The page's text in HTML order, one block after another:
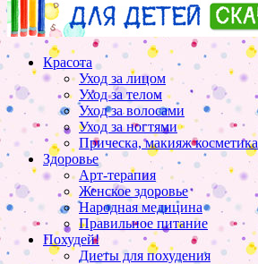
Красота
Уход за лицом
Уход за телом
Уход за волосами
Уход за ногтями
Прическа, макияж косметика
Здоровье
Арт-терапия
Женское здоровье
Народная медицина
Правильное питание
Похудей!
Диеты для похудения